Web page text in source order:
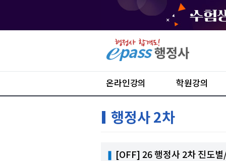
온라인강의 학원강의
행정사 2차
❚ [OFF] 26 행정사 2차 진도